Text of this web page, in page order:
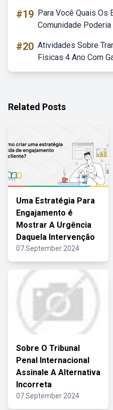
#19 Para Você Quais Os
Comunidade
#20 Atividades Sobre
Físicas 4 Ano Com
Related Posts
Uma Estratégia Para
Engajamento é
Mostrar A Urgência
Daquela Intervenção
07 September 2024
Sobre O Tribunal
Penal Internacional
Assinale A Alternativa
Incorreta
07 September 2024